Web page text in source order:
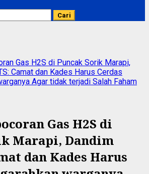
Gas H2S di Puncak Sorik Marapi,
Camat dan Kades Harus Cerdas
Agar tidak terjadi Salah Faham
Gas H2S di
Marapi, Dandim
dan Kades Harus